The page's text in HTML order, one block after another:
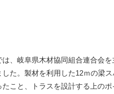
、岐阜県木材協同組合連合会
た。製材を利用した12ｍの梁
こと、トラスを設計する上の